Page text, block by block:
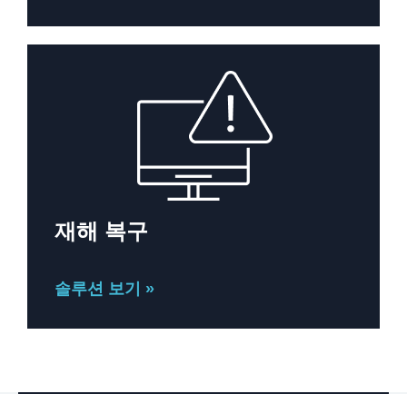
재해 복구
솔루션 보기 »